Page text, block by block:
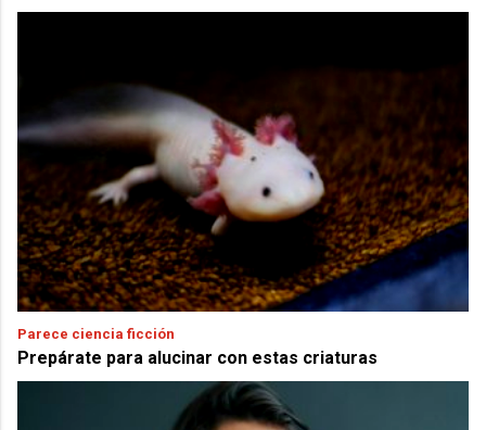
Parece ciencia ficción
Prepárate para alucinar con estas criaturas